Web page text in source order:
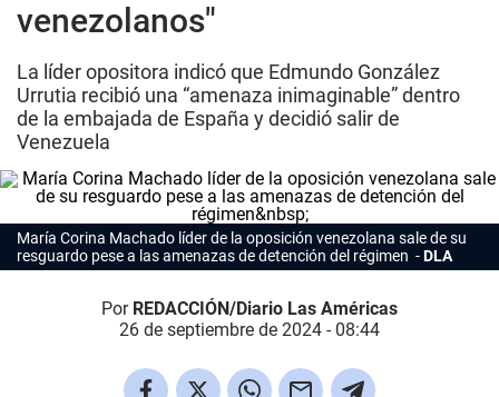
venezolanos"
La líder opositora indicó que Edmundo González
Urrutia recibió una “amenaza inimaginable” dentro
de la embajada de España y decidió salir de
Venezuela
María Corina Machado líder de la oposición venezolana sale de su
resguardo pese a las amenazas de detención del régimen
DLA
Por REDACCIÓN/Diario Las Américas
26 de septiembre de 2024 - 08:44